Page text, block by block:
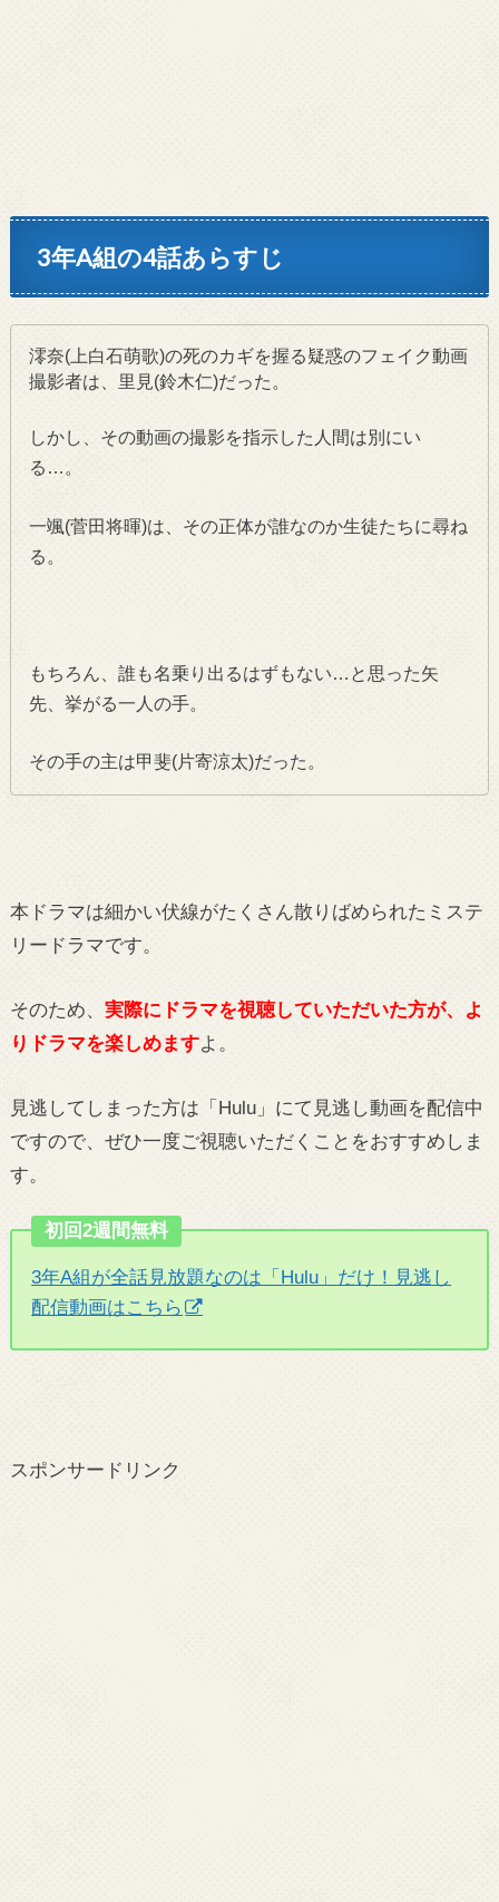
3年A組の4話あらすじ
澪奈(上白石萌歌)の死のカギを握る疑惑のフェイク動画
撮影者は、里見(鈴木仁)だった。
しかし、その動画の撮影を指示した人間は別にい
る…。
一颯(菅田将暉)は、その正体が誰なのか生徒たちに尋ね
る。
もちろん、誰も名乗り出るはずもない…と思った矢
先、挙がる一人の手。
その手の主は甲斐(片寄涼太)だった。
本ドラマは細かい伏線がたくさん散りばめられたミステ
リードラマです。
そのため、 実際にドラマを視聴していただいた方が、よ
りドラマを楽しめますよ。
見逃してしまった方は「Hulu」にて見逃し動画を配信中
ですので、ぜひ一度ご視聴いただくことをおすすめしま
す。
初回2週間無料
3年A組が全話見放題なのは「Hulu」だけ！見逃し
配信動画はこちら
スポンサードリンク